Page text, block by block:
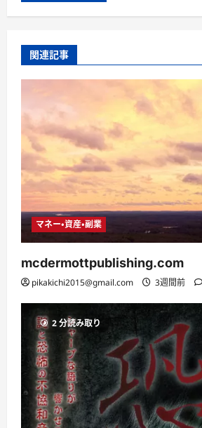
関連記事
マネー・資産・副業
mcdermottpublishing.com
pikakichi2015@gmail.com 3週間前
2 分読み取り